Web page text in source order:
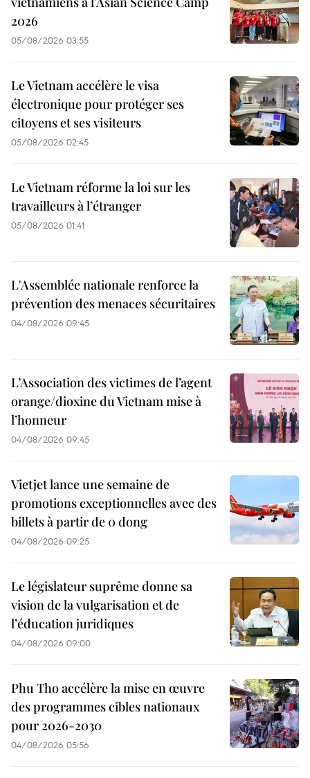
2026
05/08/2026 03:55
Le Vietnam accélère le visa
électronique pour protéger ses
citoyens et ses visiteurs
05/08/2026 02:45
Le Vietnam réforme la loi sur les
travailleurs à l’étranger
05/08/2026 01:41
L'Assemblée nationale renforce la
prévention des menaces sécuritaires
04/08/2026 09:45
L’Association des victimes de l’agent
orange/dioxine du Vietnam mise à
l’honneur
04/08/2026 09:45
Vietjet lance une semaine de
promotions exceptionnelles avec des
billets à partir de 0 dong
04/08/2026 09:25
Le législateur suprême donne sa
vision de la vulgarisation et de
l’éducation juridiques
04/08/2026 09:00
Phu Tho accélère la mise en œuvre
des programmes cibles nationaux
pour 2026-2030
04/08/2026 05:56